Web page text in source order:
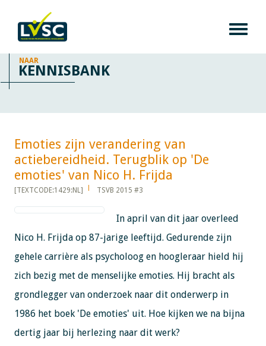
NAAR
KENNISBANK
Emoties zijn verandering van
actiebereidheid. Terugblik op 'De
emoties' van Nico H. Frijda​​​​​​
[TEXTCODE:1429:NL] TSVB 2015 #3
In april van dit jaar overleed
Nico H. Frijda op 87-jarige leeftijd. Gedurende zijn
gehele carrière als psycholoog en hoogleraar hield hij
zich bezig met de menselijke emoties. Hij bracht als
grondlegger van onderzoek naar dit onderwerp in
1986 het boek 'De emoties' uit. Hoe kijken we na bijna
dertig jaar bij herlezing naar dit werk?